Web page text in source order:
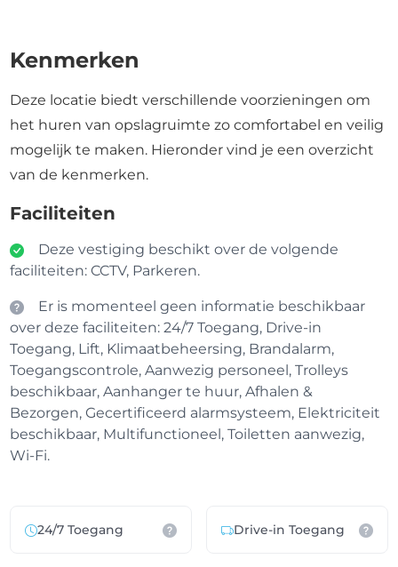
Kenmerken
Deze locatie biedt verschillende voorzieningen om
het huren van opslagruimte zo comfortabel en veilig
mogelijk te maken. Hieronder vind je een overzicht
van de kenmerken.
Faciliteiten
Deze vestiging beschikt over de volgende
faciliteiten: CCTV, Parkeren.
Er is momenteel geen informatie beschikbaar
over deze faciliteiten: 24/7 Toegang, Drive-in
Toegang, Lift, Klimaatbeheersing, Brandalarm,
Toegangscontrole, Aanwezig personeel, Trolleys
beschikbaar, Aanhanger te huur, Afhalen &
Bezorgen, Gecertificeerd alarmsysteem, Elektriciteit
beschikbaar, Multifunctioneel, Toiletten aanwezig,
Wi-Fi.
24/7 Toegang Drive-in Toegang